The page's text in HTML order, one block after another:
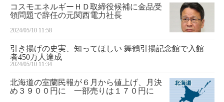
コスモエネルギーＨＤ取締役候補に金品受
領問題で辞任の元関西電力社長
2024/05/10 11:58
引き揚げの史実、知ってほしい 舞鶴引揚記念館で入館
者450万人達成
2024/05/10 11:34
北海道の室蘭民報が６月から値上げ、月決
め３９００円に 一部売りは１７０円に